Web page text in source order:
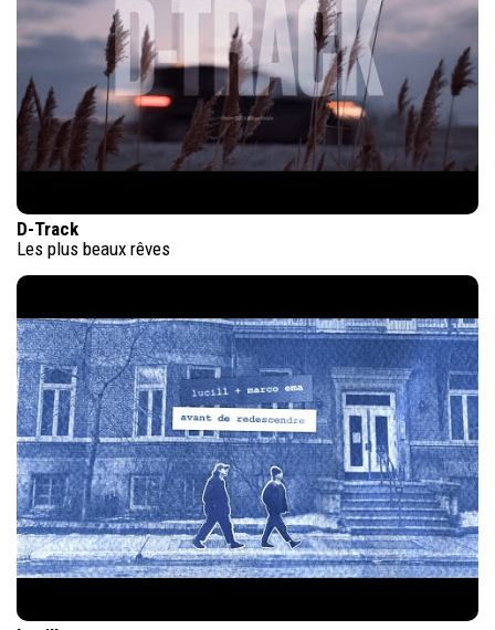
D-Track
Les plus beaux rêves